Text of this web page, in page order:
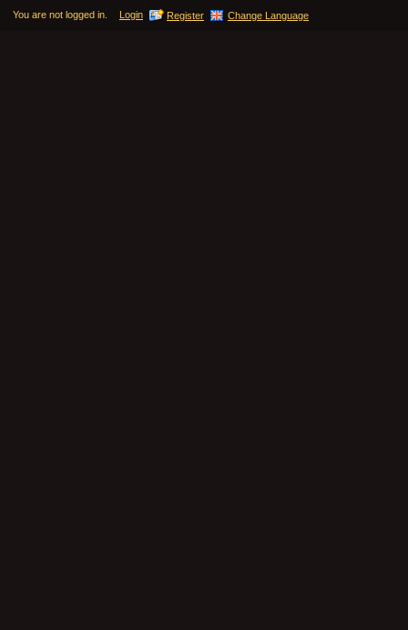
You are not logged in. Login Register Change Language